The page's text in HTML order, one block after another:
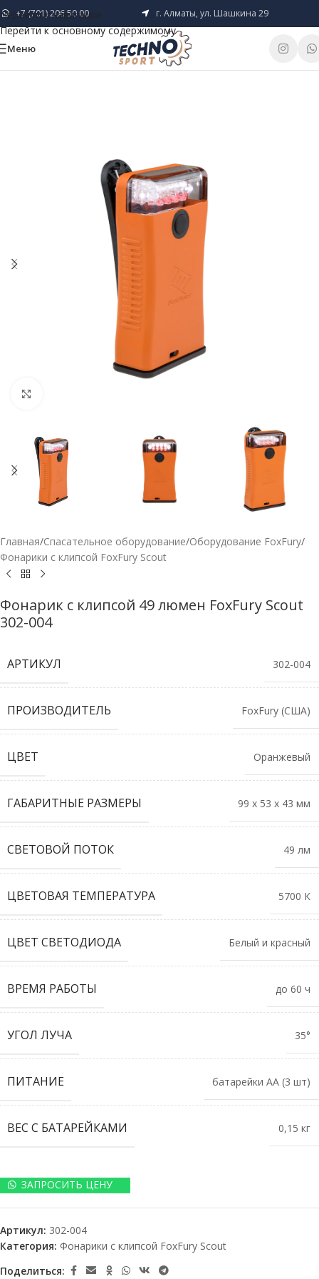
Перейти к навигации
Перейти к основному содержимому
+7 (701) 206 50 00 г. Алматы, ул. Шашкина 29
Меню
Главная/Спасательное оборудование/Оборудование FoxFury/
Фонарики с клипсой FoxFury Scout
Фонарик с клипсой 49 люмен FoxFury Scout
302-004
АРТИКУЛ 302-004
ПРОИЗВОДИТЕЛЬ FoxFury (США)
ЦВЕТ Оранжевый
ГАБАРИТНЫЕ РАЗМЕРЫ 99 х 53 х 43 мм
СВЕТОВОЙ ПОТОК 49 лм
ЦВЕТОВАЯ ТЕМПЕРАТУРА 5700 К
ЦВЕТ СВЕТОДИОДА Белый и красный
ВРЕМЯ РАБОТЫ до 60 ч
УГОЛ ЛУЧА 35°
ПИТАНИЕ батарейки АА (3 шт)
ВЕС С БАТАРЕЙКАМИ 0,15 кг
ЗАПРОСИТЬ ЦЕНУ
Артикул: 302-004
Категория: Фонарики с клипсой FoxFury Scout
Поделиться: